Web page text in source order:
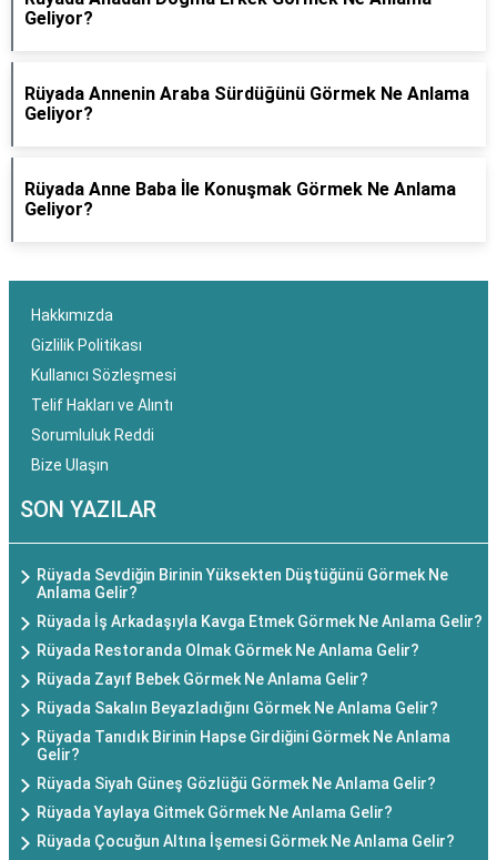
Geliyor?
Rüyada Annenin Araba Sürdüğünü Görmek Ne Anlama
Geliyor?
Rüyada Anne Baba İle Konuşmak Görmek Ne Anlama
Geliyor?
Hakkımızda
Gizlilik Politikası
Kullanıcı Sözleşmesi
Telif Hakları ve Alıntı
Sorumluluk Reddi
Bize Ulaşın
SON YAZILAR
Rüyada Sevdiğin Birinin Yüksekten Düştüğünü Görmek Ne
Anlama Gelir?
Rüyada İş Arkadaşıyla Kavga Etmek Görmek Ne Anlama Gelir?
Rüyada Restoranda Olmak Görmek Ne Anlama Gelir?
Rüyada Zayıf Bebek Görmek Ne Anlama Gelir?
Rüyada Sakalın Beyazladığını Görmek Ne Anlama Gelir?
Rüyada Tanıdık Birinin Hapse Girdiğini Görmek Ne Anlama
Gelir?
Rüyada Siyah Güneş Gözlüğü Görmek Ne Anlama Gelir?
Rüyada Yaylaya Gitmek Görmek Ne Anlama Gelir?
Rüyada Çocuğun Altına İşemesi Görmek Ne Anlama Gelir?